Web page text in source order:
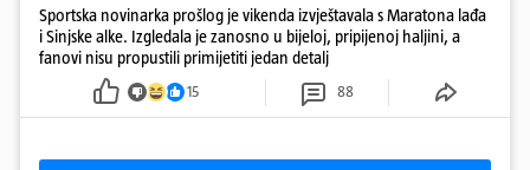
Sportska novinarka prošlog je vikenda izvještavala s Maratona lađa
i Sinjske alke. Izgledala je zanosno u bijeloj, pripijenoj haljini, a
fanovi nisu propustili primijetiti jedan detalj
15 88